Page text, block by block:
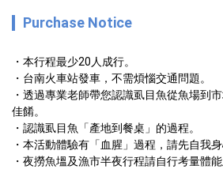
Purchase Notice
・本行程最少20人成行。
・台南火車站發車，不需煩惱交通問題。
・透過專業老師帶您認識虱目魚從魚場到
佳餚。
・認識虱目魚「產地到餐桌」的過程。
・本活動體驗有「血腥」過程，請先自我
・夜撈魚塭及漁市半夜行程請自行考量體